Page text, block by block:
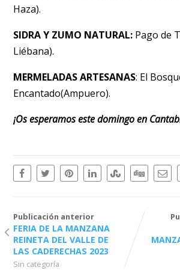
Haza).
SIDRA Y ZUMO NATURAL:Pago de
Liébana).
MERMELADAS ARTESANAS: El
Encantado(Ampuero).
¡Os esperamos este domingo en
Publicación anterior
FERIA DE LA MANZANA
REINETA DEL VALLE DE
LAS CADERECHAS 2023
Sin categoría